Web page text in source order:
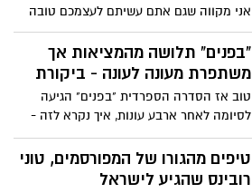
אני מקווה שגם אתם עשיתם לעצמכם טובה
והלכתם לראות את הקומדיה החדשה של
הצמד חנן סביון וגיא עמיר. "מחילה" הוא סרט
מצחיק ועם זאת נוגע ללב, המשלב בתוכו את
סרט אחד יכול לשלב בתוכו רובים, טילים,
רימוני רסס, רקדנית בלט מחוננת, חרדי,
בצבע סגול וסוס שחור בשם רומיאו
"בפנים" תלושה מהמציאות אך
משתפרת מעונה לעונה - ביקורת
טוב אז הסדרה הספרדית "בפנים" הגיעה
לסיומה לאחר ארבע עונות, איך נקרא לזה -
"מאתגרות במיוחד". כל עונה הביאה איתה
משהו אחר שתלוש מהמציאות בצורה
קיצונית. עם התקדמות העונות, הסדרה
טיפים מהגורו של המפורסמים, טוני
רובינס שהגיע לישראל